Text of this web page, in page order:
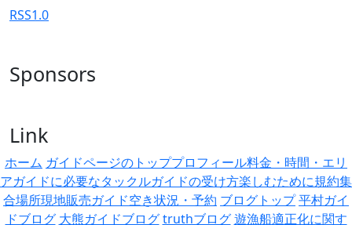
RSS1.0
Sponsors
Link
ホーム ガイドページのトッププロフィール料金・時間・エリ
アガイドに必要なタックルガイドの受け方楽しむために規約集
合場所現地販売ガイド空き状況・予約 ブログトップ平村ガイ
ドブログ 大熊ガイドブログ truthブログ 遊漁船適正化に関す